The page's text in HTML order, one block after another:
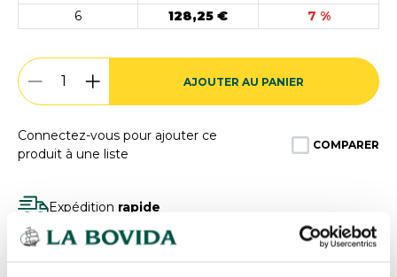
6
128,25 € 7 %
AJOUTER AU PANIER
Connectez-vous pour ajouter ce
produit à une liste
COMPARER
Expédition rapide
Des expertsà votre écoute